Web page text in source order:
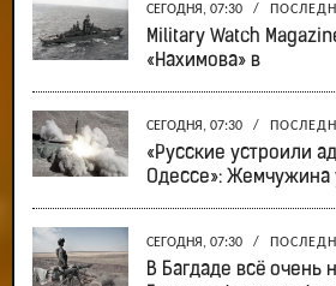
СЕГОДНЯ, 07:30 /
Military Watch
«Нахимова» в
СЕГОДНЯ, 07:30 /
«Русские устроили
Одессе»: Жемчужина
СЕГОДНЯ, 07:30 /
В Багдаде всё очень